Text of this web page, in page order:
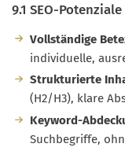
9.1 SEO-Potenziale
Vollständige
individuelle,
Strukturierte
(H2/H3), klare
Keyword-
Suchbegriffe,